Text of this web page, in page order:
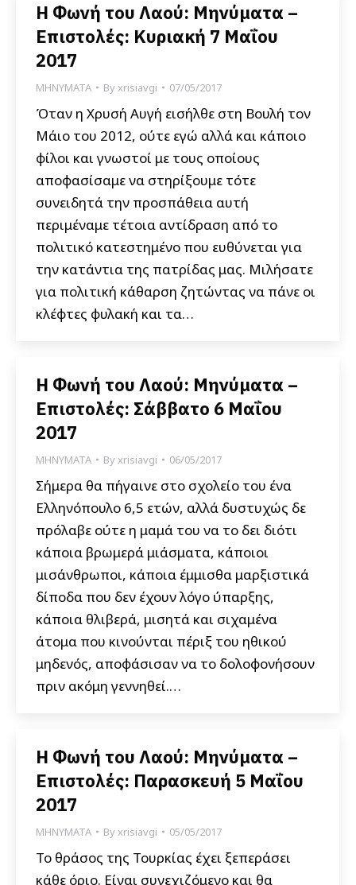
Η Φωνή του Λαού: Μηνύματα –
Επιστολές: Κυριακή 7 Μαΐου
2017
ΜΗΝΥΜΑΤΑ Byxrisiavgi 07/05/2017
Όταν η Χρυσή Αυγή εισήλθε στη Βουλή τον
Μάιο του 2012, ούτε εγώ αλλά και κάποιο
φίλοι και γνωστοί με τους οποίους
αποφασίσαμε να στηρίξουμε τότε
συνειδητά την προσπάθεια αυτή
περιμέναμε τέτοια αντίδραση από το
πολιτικό κατεστημένο που ευθύνεται για
την κατάντια της πατρίδας μας. Μιλήσατε
για πολιτική κάθαρση ζητώντας να πάνε οι
κλέφτες φυλακή και τα…
Η Φωνή του Λαού: Μηνύματα –
Επιστολές: Σάββατο 6 Μαΐου
2017
ΜΗΝΥΜΑΤΑ Byxrisiavgi 06/05/2017
Σήμερα θα πήγαινε στο σχολείο του ένα
Ελληνόπουλο 6,5 ετών, αλλά δυστυχώς δε
πρόλαβε ούτε η μαμά του να το δει διότι
κάποια βρωμερά μιάσματα, κάποιοι
μισάνθρωποι, κάποια έμμισθα μαρξιστικά
δίποδα που δεν έχουν λόγο ύπαρξης,
κάποια θλιβερά, μισητά και σιχαμένα
άτομα που κινούνται πέριξ του ηθικού
μηδενός, αποφάσισαν να το δολοφονήσουν
πριν ακόμη γεννηθεί.…
Η Φωνή του Λαού: Μηνύματα –
Επιστολές: Παρασκευή 5 Μαΐου
2017
ΜΗΝΥΜΑΤΑ Byxrisiavgi 05/05/2017
Το θράσος της Τουρκίας έχει ξεπεράσει
κάθε όριο. Είναι συνεχιζόμενο και θα